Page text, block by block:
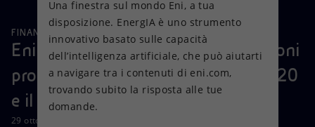
scopri EnergIA, la nostra nuova soluzione di intelligenza
artificiale.
Visione
Mission e valori
Persone e Partnership
Azioni
Diversificazione energetica
Tecnologie per la transizione
Prodotti
Casa
Imprese
FINANZA, STRATEGIA E REPORT
Eni: informativa sull’acquisto di azioni
proprie nel periodo compreso tra il 20
e il 24 ottobre 2025
29 ottobre 2025 - 12:33 CET
Una finestra sul mondo Eni, a tua
disposizione. EnergIA è uno strumento
innovativo basato sulle capacità
dell’intelligenza artificiale, che può aiutarti
a navigare tra i contenuti di eni.com,
trovando subito la risposta alle tue
domande.